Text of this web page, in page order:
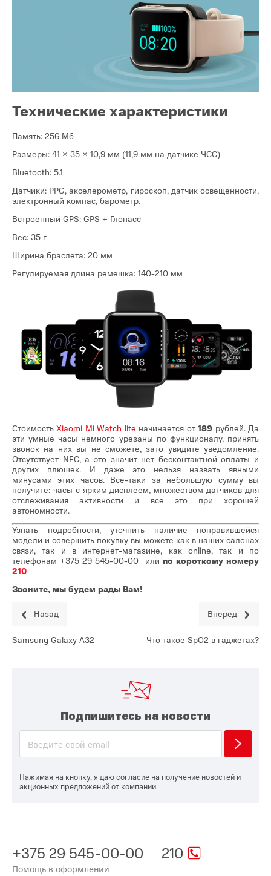
Технические характеристики
Память: 256 Мб
Размеры: 41 × 35 × 10,9 мм (11,9 мм на датчике ЧСС)
Bluetooth: 5.1
Датчики: PPG, акселерометр, гироскоп, датчик освещенности,
электронный компас, барометр.
Встроенный GPS: GPS + Глонасс
Вес: 35 г
Ширина браслета: 20 мм
Регулируемая длина ремешка: 140-210 мм
СтоимостьXiaomi Mi Watch lite начинается от189 рублей. Да
эти умные часы немного урезаны по функционалу, принять
звонок на них вы не сможете, зато увидите уведомление.
Отсутствует NFC, а это значит нет бесконтактной оплаты и
других плюшек. И даже это нельзя назвать явными
минусами этих часов. Все-таки за небольшую сумму вы
получите: часы с ярким дисплеем, множеством датчиков для
отслеживания активности и все это при хорошей
автономности.
Узнать подробности, уточнить наличие понравившейся
модели и совершить покупку вы можете как в наших салонах
связи, так и в интернет-магазине, как online, так и по
телефонам +375 29 545-00-00 или по короткому номеру
210
Звоните, мы будем рады Вам!
Назад
Samsung Galaxy A32
Вперед
Что такое SpO2 в гаджетах?
Подпишитесь на новости
Нажимая на кнопку, я даю согласие на получение новостей и
акционных предложений от компании
210
+375 29 545-00-00
Помощь в оформлении